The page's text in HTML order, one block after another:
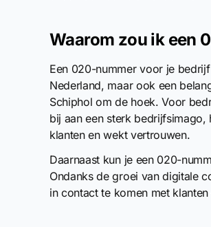
Waarom zou ik een
Een 020-nummer voor je
Nederland, maar ook een
Schiphol om de hoek. Voor
bij aan een sterk
klanten en wekt vertrouwen.
Daarnaast kun je een 020-
Ondanks de groei van digitale
in contact te komen met